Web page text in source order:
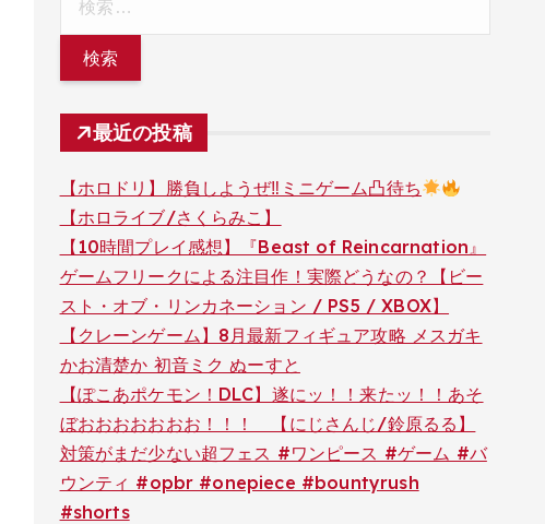
最近の投稿
【ホロドリ】勝負しようぜ‼ミニゲーム凸待ち
【ホロライブ/さくらみこ】
【10時間プレイ感想】『Beast of Reincarnation』
ゲームフリークによる注目作！実際どうなの？【ビー
スト・オブ・リンカネーション / PS5 / XBOX】
【クレーンゲーム】8月最新フィギュア攻略 メスガキ
かお清楚か 初音ミク ぬーすと
【ぽこあポケモン！DLC】遂にッ！！来たッ！！あそ
ぼおおおおおおお！！！ 【にじさんじ/鈴原るる】
対策がまだ少ない超フェス #ワンピース #ゲーム #バ
ウンティ #opbr #onepiece #bountyrush
#shorts